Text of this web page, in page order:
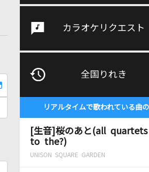
カラオケリクエスト
全国りれき
リアルタイムで歌われている曲
[生音]桜のあと(all
to the?)
UNISON SQUARE GARDEN